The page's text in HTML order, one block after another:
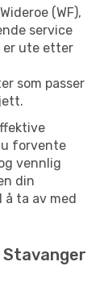
(WF),
service
er ute etter
som passer
forvente
vennlig
din
å ta av med